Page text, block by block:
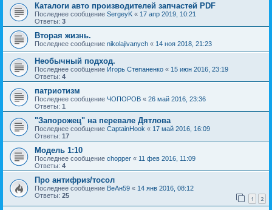
Каталоги авто производителей запчастей PDF
Последнее сообщение SergeyK « 17 апр 2019, 10:21
Ответы: 3
Вторая жизнь.
Последнее сообщение nikolajivanych « 14 ноя 2018, 21:23
Необычный подход.
Последнее сообщение Игорь Степаненко « 15 июн 2016, 23:19
Ответы: 4
патриотизм
Последнее сообщение ЧОПОРОВ « 26 май 2016, 23:36
Ответы: 1
"Запорожец" на перевале Дятлова
Последнее сообщение CaptainHook « 17 май 2016, 16:09
Ответы: 17
Модель 1:10
Последнее сообщение chopper « 11 фев 2016, 11:09
Ответы: 4
Про антифриз/тосол
Последнее сообщение ВеАн59 « 14 янв 2016, 08:12
Ответы: 25 1 2